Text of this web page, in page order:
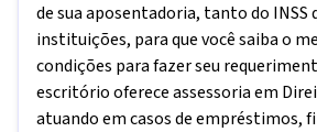
de sua aposentadoria, tanto do
instituições, para que você saiba o
condições para fazer seu
escritório oferece assessoria em
atuando em casos de empréstimos,